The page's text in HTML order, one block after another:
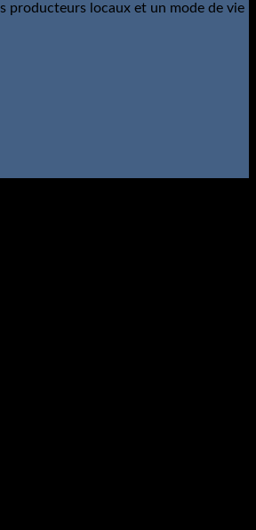
producteurs locaux et un mode de vie